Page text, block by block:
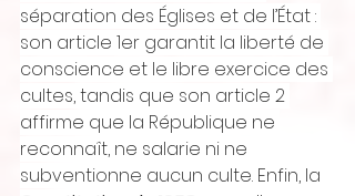
séparation des Églises et de l’État :
son article 1er garantit la liberté de
conscience et le libre exercice des
cultes, tandis que son article 2
affirme que la République ne
reconnaît, ne salarie ni ne
subventionne aucun culte. Enfin, la